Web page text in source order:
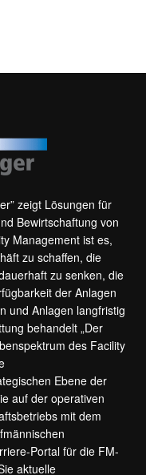
zeigt Lösungen für
Bewirtschaftung von
Management ist es,
zu schaffen, die
zu senken, die
der Anlagen
und Anlagen langfristig
behandelt „Der
des Facility
Ebene der
auf der operativen
mit dem
Portal für die FM-
aktuelle